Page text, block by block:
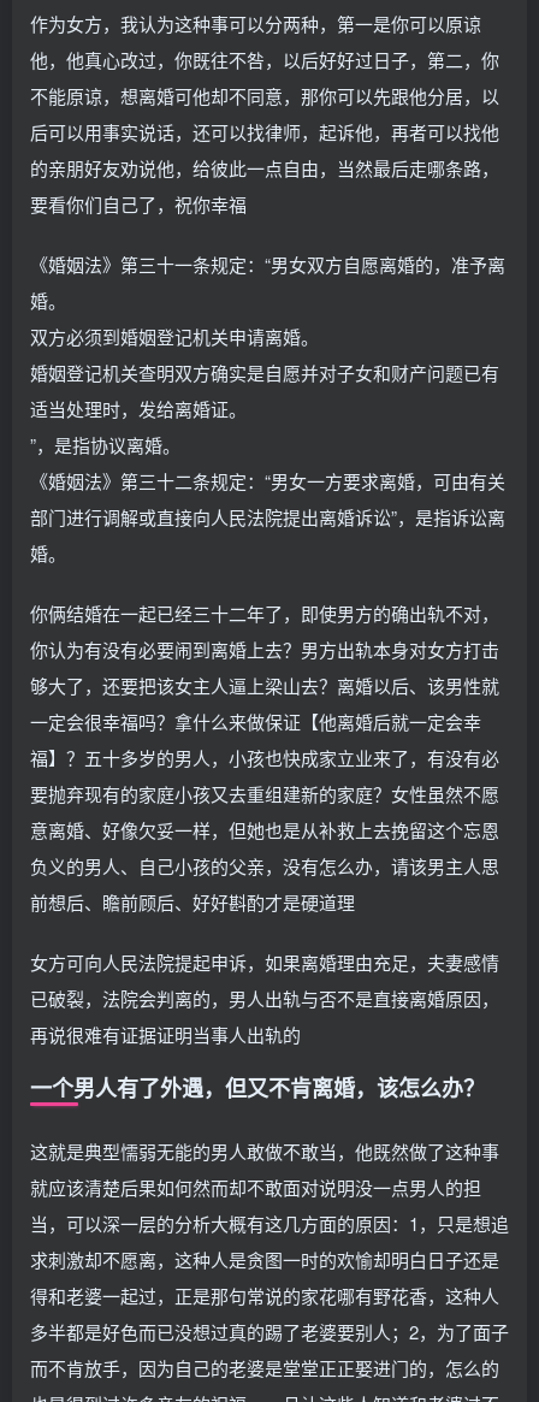
作为女方，我认为这种事可以分两种，第一是你可以原谅
他，他真心改过，你既往不咎，以后好好过日子，第二，你
不能原谅，想离婚可他却不同意，那你可以先跟他分居，以
后可以用事实说话，还可以找律师，起诉他，再者可以找他
的亲朋好友劝说他，给彼此一点自由，当然最后走哪条路，
要看你们自己了，祝你幸福
《婚姻法》第三十一条规定：“男女双方自愿离婚的，准予离
婚。
双方必须到婚姻登记机关申请离婚。
婚姻登记机关查明双方确实是自愿并对子女和财产问题已有
适当处理时，发给离婚证。
”，是指协议离婚。
《婚姻法》第三十二条规定：“男女一方要求离婚，可由有关
部门进行调解或直接向人民法院提出离婚诉讼”，是指诉讼离
婚。
你俩结婚在一起已经三十二年了，即使男方的确出轨不对，
你认为有没有必要闹到离婚上去？男方出轨本身对女方打击
够大了，还要把该女主人逼上梁山去？离婚以后、该男性就
一定会很幸福吗？拿什么来做保证【他离婚后就一定会幸
福】？五十多岁的男人，小孩也快成家立业来了，有没有必
要抛弃现有的家庭小孩又去重组建新的家庭？女性虽然不愿
意离婚、好像欠妥一样，但她也是从补救上去挽留这个忘恩
负义的男人、自己小孩的父亲，没有怎么办，请该男主人思
前想后、瞻前顾后、好好斟酌才是硬道理
女方可向人民法院提起申诉，如果离婚理由充足，夫妻感情
已破裂，法院会判离的，男人出轨与否不是直接离婚原因，
再说很难有证据证明当事人出轨的
一个男人有了外遇，但又不肯离婚，该怎么办？
这就是典型懦弱无能的男人敢做不敢当，他既然做了这种事
就应该清楚后果如何然而却不敢面对说明没一点男人的担
当，可以深一层的分析大概有这几方面的原因：1，只是想追
求刺激却不愿离，这种人是贪图一时的欢愉却明白日子还是
得和老婆一起过，正是那句常说的家花哪有野花香，这种人
多半都是好色而已没想过真的踢了老婆要别人；2，为了面子
而不肯放手，因为自己的老婆是堂堂正正娶进门的，怎么的